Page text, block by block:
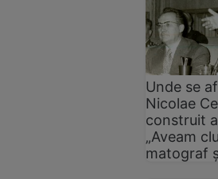
Unde se
Nicolae
construit
„Aveam
matograf